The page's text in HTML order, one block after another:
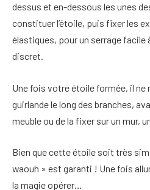
dessus et en-dessous les unes
constituer l’étoile, puis fixer les
élastiques, pour un serrage
discret.
Une fois votre étoile formée, il ne
guirlande le long des branches,
meuble ou de la fixer sur un mur,
Bien que cette étoile soit très
waouh » est garanti ! Une fois
la magie opérer…